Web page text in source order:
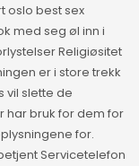
oslo best sex
med seg øl inn i
Religiøsitet
er i store trekk
vil slette de
har bruk for dem for
for.
Servicetelefon